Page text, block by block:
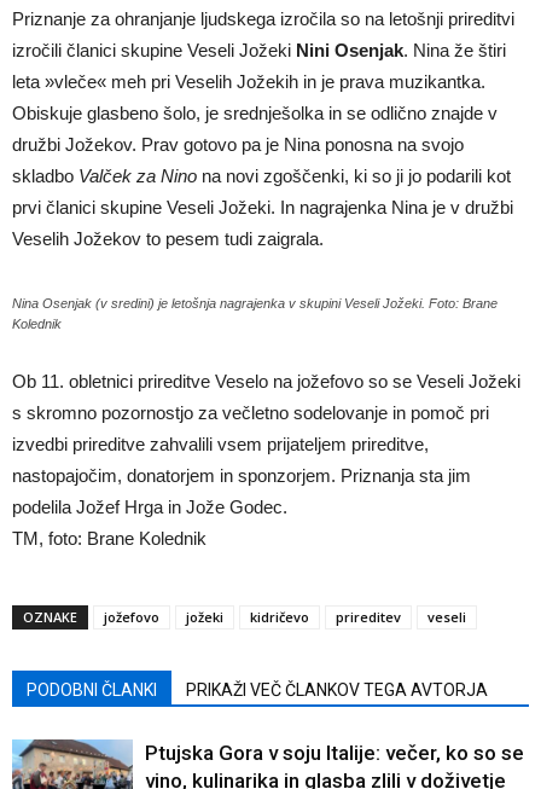
Priznanje za ohranjanje ljudskega izročila so na letošnji prireditvi
izročili članici skupine Veseli Jožeki Nini Osenjak. Nina že štiri
leta »vleče« meh pri Veselih Jožekih in je prava muzikantka.
Obiskuje glasbeno šolo, je srednješolka in se odlično znajde v
družbi Jožekov. Prav gotovo pa je Nina ponosna na svojo
skladbo Valček za Nino na novi zgoščenki, ki so ji jo podarili kot
prvi članici skupine Veseli Jožeki. In nagrajenka Nina je v družbi
Veselih Jožekov to pesem tudi zaigrala.
Nina Osenjak (v sredini) je letošnja nagrajenka v skupini Veseli Jožeki. Foto: Brane
Kolednik
Ob 11. obletnici prireditve Veselo na jožefovo so se Veseli Jožeki
s skromno pozornostjo za večletno sodelovanje in pomoč pri
izvedbi prireditve zahvalili vsem prijateljem prireditve,
nastopajočim, donatorjem in sponzorjem. Priznanja sta jim
podelila Jožef Hrga in Jože Godec.
TM, foto: Brane Kolednik
OZNAKE jožefovo jožeki kidričevo prireditev veseli
PODOBNI ČLANKI PRIKAŽI VEČ ČLANKOV TEGA AVTORJA
Ptujska Gora v soju Italije: večer, ko so se
vino, kulinarika in glasba zlili v doživetje